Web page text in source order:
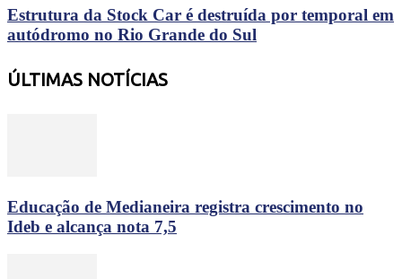
Estrutura da Stock Car é destruída por temporal em
autódromo no Rio Grande do Sul
ÚLTIMAS NOTÍCIAS
Educação de Medianeira registra crescimento no
Ideb e alcança nota 7,5